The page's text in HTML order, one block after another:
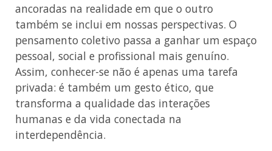
ancoradas na realidade em que o outro
também se inclui em nossas perspectivas. O
pensamento coletivo passa a ganhar um espaço
pessoal, social e profissional mais genuíno.
Assim, conhecer-se não é apenas uma tarefa
privada: é também um gesto ético, que
transforma a qualidade das interações
humanas e da vida conectada na
interdependência.